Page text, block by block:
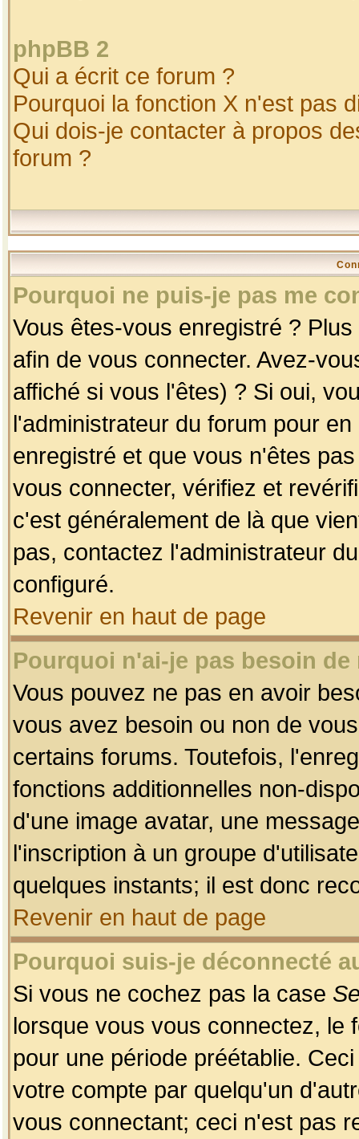
phpBB 2
Qui a écrit ce forum ?
Pourquoi la fonction X n'est pas
Qui dois-je contacter à propos
forum ?
Pourquoi ne puis-je pas me
Vous êtes-vous enregistré ?
afin de vous connecter. Avez-
affiché si vous l'êtes) ? Si oui,
l'administrateur du forum pour
enregistré et que vous n'êtes
vous connecter, vérifiez et
c'est généralement de là que
pas, contactez l'administrateur
configuré.
Revenir en haut de page
Pourquoi n'ai-je pas besoin
Vous pouvez ne pas en avoir
vous avez besoin ou non de
certains forums. Toutefois,
fonctions additionnelles non-
d'une image avatar, une
l'inscription à un groupe
quelques instants; il est donc
Revenir en haut de page
Pourquoi suis-je déconnecté
Si vous ne cochez pas la case
lorsque vous vous connectez, le
pour une période préétablie.
votre compte par quelqu'un
vous connectant; ceci n'est pas